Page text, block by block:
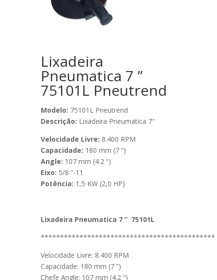
Lixadeira
Pneumatica 7 ”
75101L Pneutrend
Modelo: 75101L Pneutrend
Descrição: Lixadeira Pneumatica 7″
Velocidade Livre: 8.400 RPM
Capacidade: 180 mm (7 “)
Angle: 107 mm (4.2 “)
Eixo: 5/8 “-11
Potência: 1,5 KW (2,0 HP)
Lixadeira Pneumatica 7 ” 75101L
*********************************************
Velocidade Livre: 8.400 RPM
Capacidade: 180 mm (7 “)
Chefe Angle: 107 mm (4.2 “)